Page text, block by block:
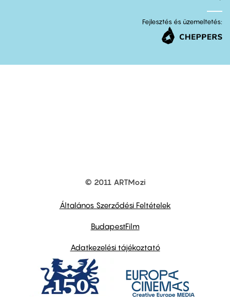
Fejlesztés és üzemeltetés:
© 2011 ARTMozi
Általános Szerződési Feltételek
BudapestFilm
Adatkezelési tájékoztató